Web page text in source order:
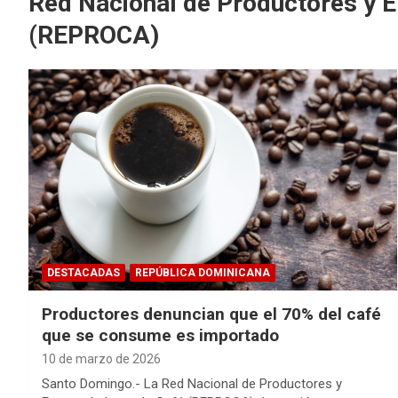
(REPROCA)
DESTACADAS REPÚBLICA DOMINICANA
Productores denuncian que el 70% del café
que se consume es importado
10 de marzo de 2026
Santo Domingo.- La Red Nacional de Productores y